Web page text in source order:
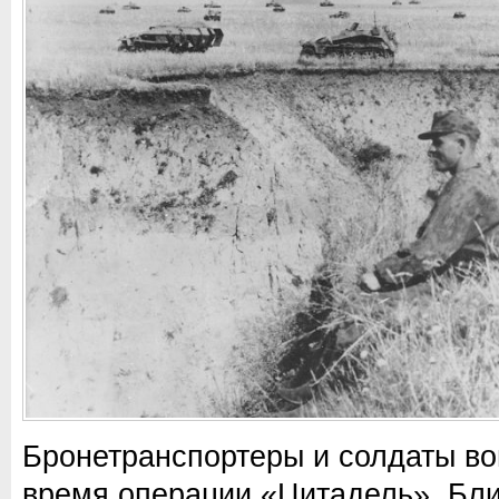
Бронетранспортеры и солдаты